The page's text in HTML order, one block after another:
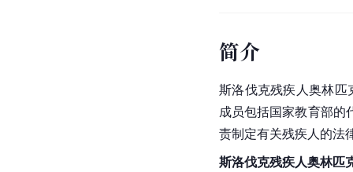
简介
斯洛伐克残疾人奥林
成员包括国家教育部的
责制定有关残疾人的法
斯洛伐克残疾人奥林匹